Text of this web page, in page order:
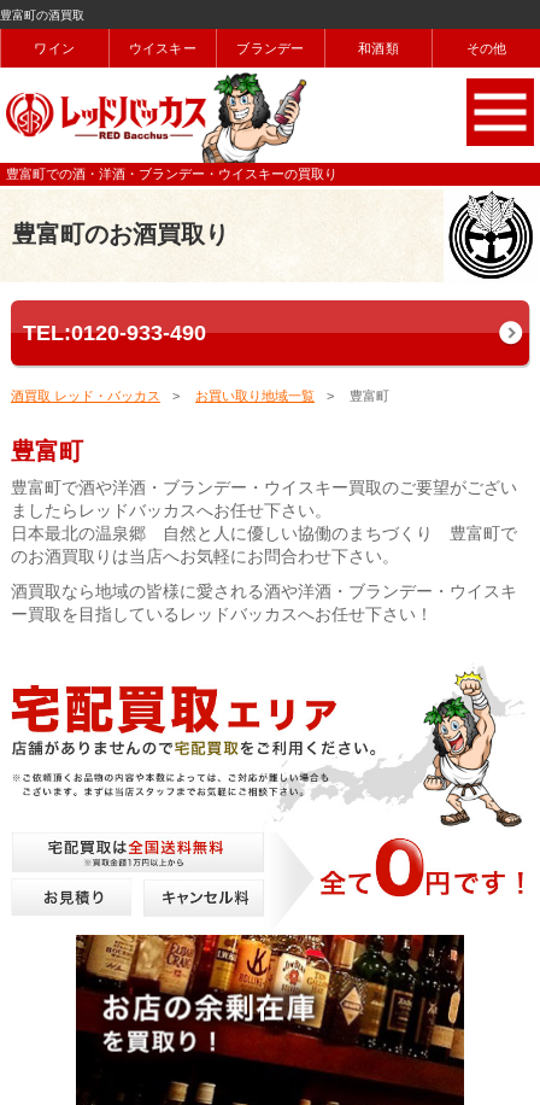
豊富町の酒買取
ワイン ウイスキー ブランデー 和酒類 その他
豊富町での酒・洋酒・ブランデー・ウイスキーの買取り
豊富町のお酒買取り
TEL:0120-933-490
酒買取 レッド・バッカス お買い取り地域一覧 豊富町
豊富町
豊富町で酒や洋酒・ブランデー・ウイスキー買取のご要望がござい
ましたらレッドバッカスへお任せ下さい。
日本最北の温泉郷 自然と人に優しい協働のまちづくり 豊富町で
のお酒買取りは当店へお気軽にお問合わせ下さい。
酒買取なら地域の皆様に愛される酒や洋酒・ブランデー・ウイスキ
ー買取を目指しているレッドバッカスへお任せ下さい！